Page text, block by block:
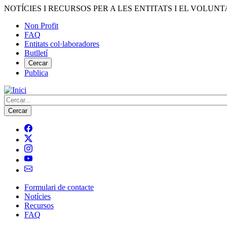
Vés
contingut
NOTÍCIES I RECURSOS PER A LES ENTITATS I EL
Menú
del
compte
d'usuari
Non Profit
FAQ
Entitats col·laboradores
Butlletí
Cercar
Publica
Cerca
Navegació
principal
Formulari de contacte
Notícies
Recursos
FAQ